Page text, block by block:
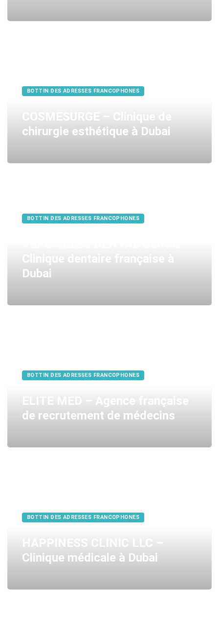
BOTTIN DES ADRESSES FRANCOPHONES
COSMESURGE – Clinique de
chirurgie esthétique à Dubai
BOTTIN DES ADRESSES FRANCOPHONES
Clinique dentaire française à
Dubai
BOTTIN DES ADRESSES FRANCOPHONES
ELITE MED – Agence française
de recrutement de médecins
BOTTIN DES ADRESSES FRANCOPHONES
HAPPINESS CLINIC LLC –
Clinique médicale à Dubai